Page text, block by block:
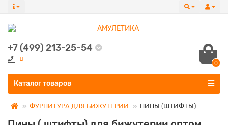
+7 (499) 213-25-54
0
Все категории
Каталог товаров
ФУРНИТУРА ДЛЯ БИЖУТЕРИИ ПИНЫ (ШТИФТЫ)